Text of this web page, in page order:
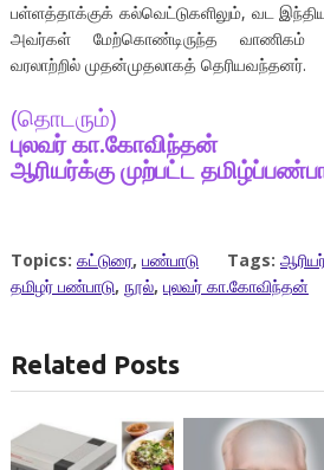
பள்ளத்தாக்குக் கல்வெட்டுகளிலும், வட
அவர்கள் மேற்கொண்டிருந்த வாணிகம்
வரலாற்றில் முதன்முதலாகத் தெரியவந்தனர்.
(தொடரும்)
புலவர் கா.கோவிந்தன்
ஆரியர்க்கு முற்பட்ட
Topics: கட்டுரை, பண்பாடு Tags:
தமிழர் பண்பாடு, நூல், புலவர் கா.கோவிந்தன்
Related Posts